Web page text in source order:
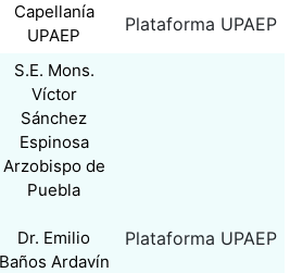
Capellanía
UPAEP
Plataforma UPAEP
S.E. Mons.
Víctor
Sánchez
Espinosa
Arzobispo de
Puebla
Dr. Emilio
Baños Ardavín
Plataforma UPAEP